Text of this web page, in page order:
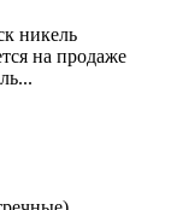
никель
на продаже